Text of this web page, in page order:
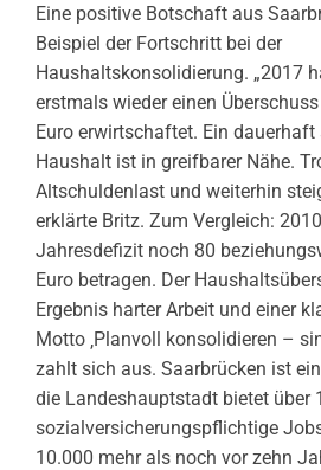
Eine positive Botschaft aus
Beispiel der Fortschritt bei der
Haushaltskonsolidierung. „2017
erstmals wieder einen
Euro erwirtschaftet. Ein
Haushalt ist in greifbarer Nähe.
Altschuldenlast und weiterhin
erklärte Britz. Zum Vergleich:
Jahresdefizit noch 80
Euro betragen. Der
Ergebnis harter Arbeit und einer
Motto ‚Planvoll konsolidieren –
zahlt sich aus. Saarbrücken ist
die Landeshauptstadt bietet über
sozialversicherungspflichtige
10.000 mehr als noch vor zehn